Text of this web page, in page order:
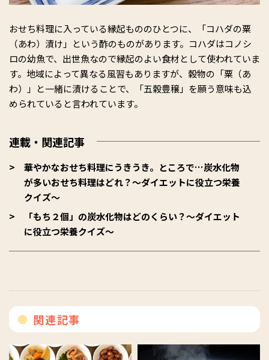
おせち料理に入っている縁起もののひとつに、「コハダの粟
（あわ）漬け」という酢のものがあります。コハダはコノシ
ロの幼魚で、出世魚なので縁起のよい食材として使われていま
す。地域によって異なる風習もありますが、穀物の「粟（あ
わ）」と一緒に漬けることで、「五穀豊穣」を願う意味も込
められていると言われています。
連載・関連記事
華やかなおせち料理にうきうき。ところで…炭水化物
が多いおせち料理はどれ？～ダイエットに役立つ栄養
クイズ～
「もち２個」の炭水化物はどのくらい？～ダイエット
に役立つ栄養クイズ～
関連記事